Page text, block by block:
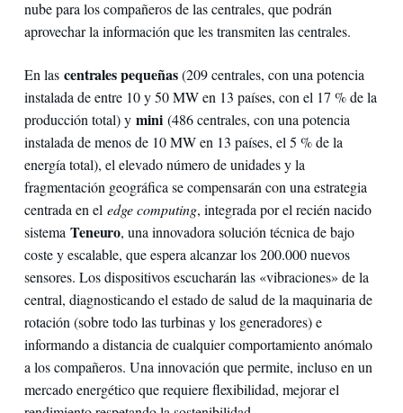
nube para los compañeros de las centrales, que podrán
aprovechar la información que les transmiten las centrales.
En las centrales pequeñas(209 centrales, con una potencia
instalada de entre 10 y 50 MW en 13 países, con el 17 % de la
producción total) y mini(486 centrales, con una potencia
instalada de menos de 10 MW en 13 países, el 5 % de la
energía total), el elevado número de unidades y la
fragmentación geográfica se compensarán con una estrategia
centrada en eledge computing, integrada por el recién nacido
sistema Teneuro, una innovadora solución técnica de bajo
coste y escalable, que espera alcanzar los 200.000 nuevos
sensores. Los dispositivos escucharán las «vibraciones» de la
central, diagnosticando el estado de salud de la maquinaria de
rotación (sobre todo las turbinas y los generadores) e
informando a distancia de cualquier comportamiento anómalo
a los compañeros. Una innovación que permite, incluso en un
mercado energético que requiere flexibilidad, mejorar el